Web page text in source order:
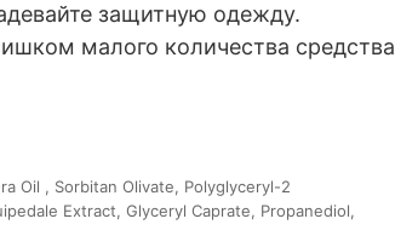
защитную одежду.
малого количества средства
Oil , Sorbitan Olivate, Polyglyceryl-2
Extract, Glyceryl Caprate, Propanediol,